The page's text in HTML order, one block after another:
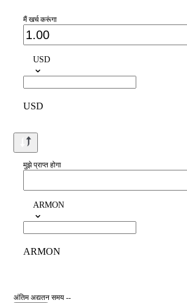
मैं खर्च करूंगा
USD
USD
मुझे प्राप्त होगा
ARMON
ARMON
अंतिम अद्यतन समय --